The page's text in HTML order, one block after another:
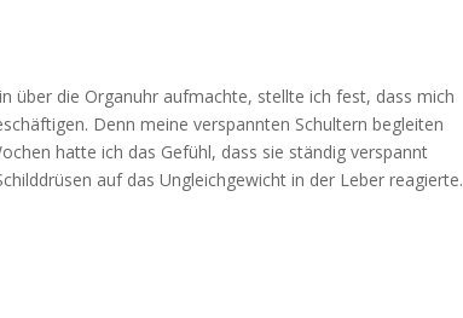
über die Organuhr aufmachte, stellte ich fest, dass mich
Denn meine verspannten Schultern begleiten
hatte ich das Gefühl, dass sie ständig verspannt
auf das Ungleichgewicht in der Leber reagierte.